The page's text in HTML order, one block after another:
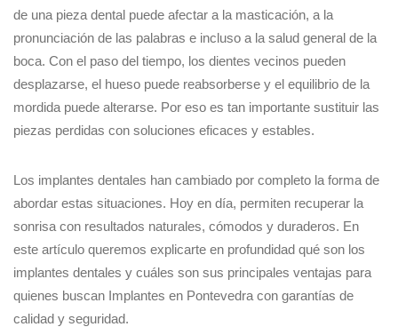
de una pieza dental puede afectar a la masticación, a la
pronunciación de las palabras e incluso a la salud general de la
boca. Con el paso del tiempo, los dientes vecinos pueden
desplazarse, el hueso puede reabsorberse y el equilibrio de la
mordida puede alterarse. Por eso es tan importante sustituir las
piezas perdidas con soluciones eficaces y estables.
Los implantes dentales han cambiado por completo la forma de
abordar estas situaciones. Hoy en día, permiten recuperar la
sonrisa con resultados naturales, cómodos y duraderos. En
este artículo queremos explicarte en profundidad qué son los
implantes dentales y cuáles son sus principales ventajas para
quienes buscan Implantes en Pontevedra con garantías de
calidad y seguridad.